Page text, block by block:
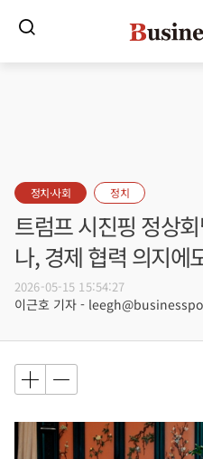
정치·사회 정치
트럼프 시진핑 정상
나, 경제 협력 의지에
2026-05-15 15:54:27
이근호 기자 -